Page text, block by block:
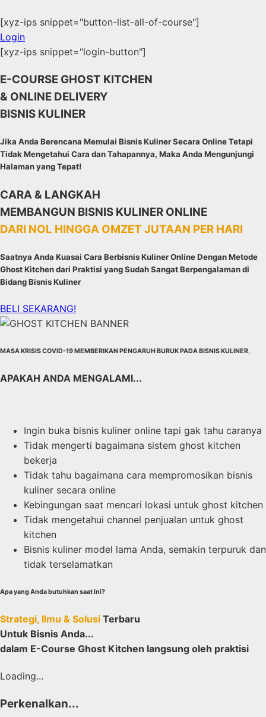
[xyz-ips snippet="button-list-all-of-course"]
Login
[xyz-ips snippet="login-button"]
E-COURSE GHOST KITCHEN
& ONLINE DELIVERY
BISNIS KULINER
Jika Anda Berencana Memulai Bisnis Kuliner Secara Online Tetapi
Tidak Mengetahui Cara dan Tahapannya, Maka Anda Mengunjungi
Halaman yang Tepat!
CARA & LANGKAH
MEMBANGUN BISNIS KULINER ONLINE
DARI NOL HINGGA OMZET JUTAAN PER HARI
Saatnya Anda Kuasai Cara Berbisnis Kuliner Online Dengan Metode
Ghost Kitchen dari Praktisi yang Sudah Sangat Berpengalaman di
Bidang Bisnis Kuliner
BELI SEKARANG!
MASA KRISIS COVID-19 MEMBERIKAN PENGARUH BURUK PADA BISNIS KULINER,
APAKAH ANDA MENGALAMI...
Ingin buka bisnis kuliner online tapi gak tahu caranya
Tidak mengerti bagaimana sistem ghost kitchen
bekerja
Tidak tahu bagaimana cara mempromosikan bisnis
kuliner secara online
Kebingungan saat mencari lokasi untuk ghost kitchen
Tidak mengetahui channel penjualan untuk ghost
kitchen
Bisnis kuliner model lama Anda, semakin terpuruk dan
tidak terselamatkan
Apa yang Anda butuhkan saat ini?
Strategi, Ilmu & Solusi Terbaru
Untuk Bisnis Anda...
dalam E-Course Ghost Kitchen langsung oleh praktisi
Loading...
Perkenalkan...